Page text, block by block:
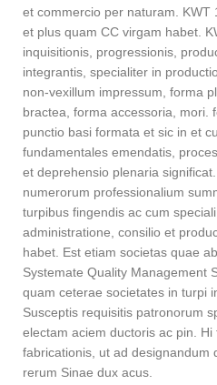
et commercio per naturam.
et plus quam CC virgam habet.
inquisitionis, progressionis,
integrantis, specialiter in
non-vexillum impressum, forma
bractea, forma accessoria, mori.
punctio basi formata et sic in et
fundamentales emendatis,
et deprehensio plenaria
numerorum professionalium
turpibus fingendis ac cum
administratione, consilio et
habet. Est etiam societas quae
Systemate Quality Management
quam ceterae societates in turpi
Susceptis requisitis patronorum
electam aciem ductoris ac pin.
fabricationis, ut ad designandum
rerum Sinae dux acus.